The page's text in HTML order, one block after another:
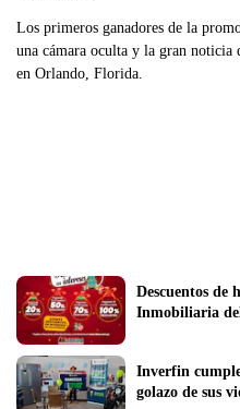
Los primeros ganadores de la
una cámara oculta y la gran noticia
en Orlando, Florida.
Descuentos de
Inmobiliaria
Inverfin
golazo de sus